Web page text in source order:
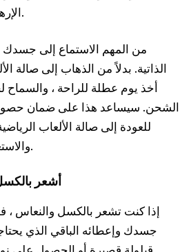
الإرهاق وزيادة خطر الإصابة.
من المهم الاستماع إلى جسدك
الذاتية. بدلاً من الذهاب إلى صالة
أخذ يوم عطلة للراحة ، والسماح
الشحن. سيساعد هذا على ضمان
للعودة إلى صالة الألعاب
والاستعداد لمنحها كل ما لديك.
أشعر
إذا كنت تشعر بالكسل والنعاس ،
جسدك وإعطائه الباقي الذي